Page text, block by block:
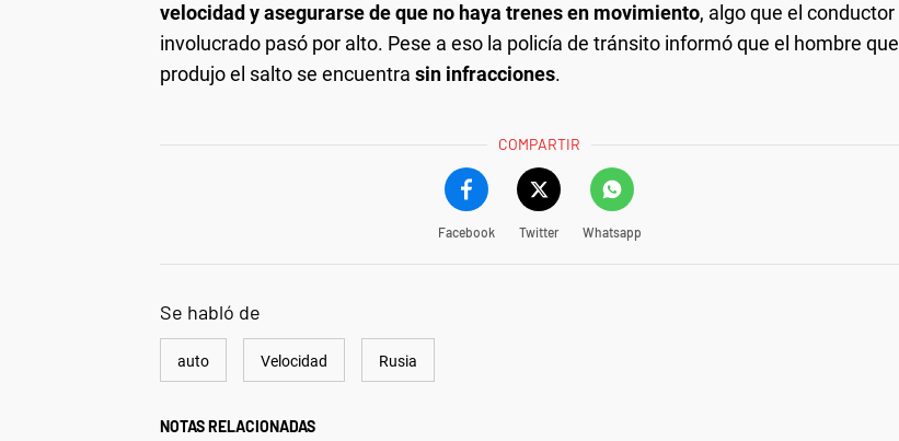
velocidad y asegurarse de que no haya trenes en movimiento, algo que el conductor
involucrado pasó por alto. Pese a eso la policía de tránsito informó que el hombre que
produjo el salto se encuentra sin infracciones.
COMPARTIR
Facebook Twitter Whatsapp
Se habló de
auto Velocidad Rusia
NOTAS RELACIONADAS